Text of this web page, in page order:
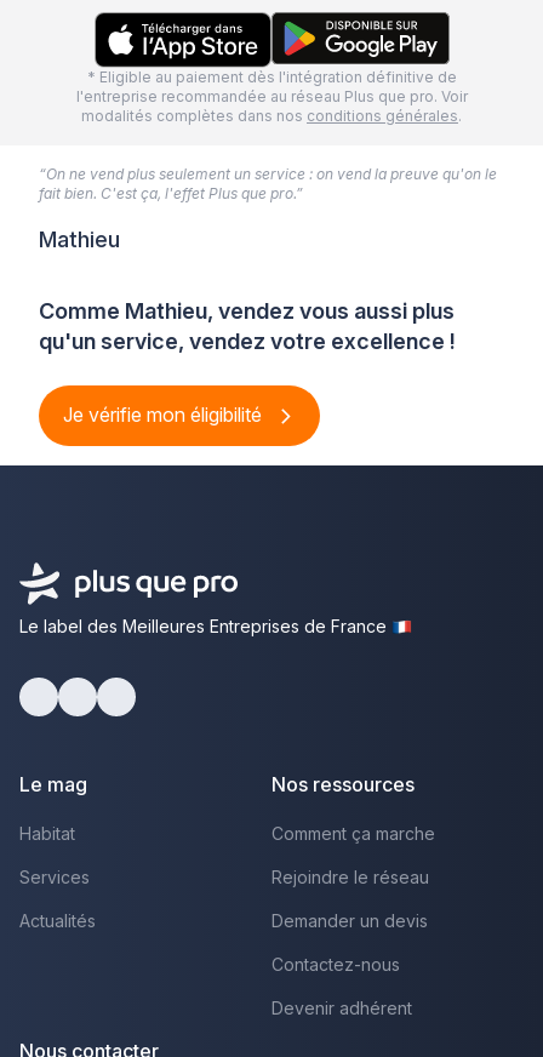
* Eligible au paiement dès l'intégration définitive de
l'entreprise recommandée au réseau Plus que pro. Voir
modalités complètes dans nos conditions générales.
Comme Mathieu, vendez vous aussi plus
qu'un service, vendez votre excellence !
Je vérifie mon éligibilité
“On ne vend plus seulement un service : on vend la preuve qu'on le
fait bien. C'est ça, l'effet Plus que pro.”
Mathieu
Le label des Meilleures Entreprises de France
Le mag
Habitat
Services
Actualités
Nos ressources
Comment ça marche
Rejoindre le réseau
Demander un devis
Contactez-nous
Devenir adhérent
Nous contacter